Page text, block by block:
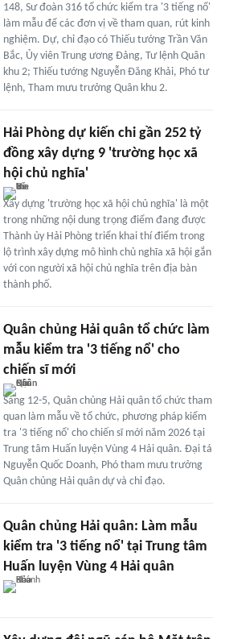
148, Sư đoàn 316 tổ chức kiểm tra '3 tiếng nổ'
làm mẫu để các đơn vị về tham quan, rút kinh
nghiệm. Dự, chỉ đạo có Thiếu tướng Trần Văn
Bắc, Ủy viên Trung ương Đảng, Tư lệnh Quân
khu 2; Thiếu tướng Nguyễn Đăng Khải, Phó tư
lệnh, Tham mưu trưởng Quân khu 2.
Hải Phòng dự kiến chi gần 252 tỷ
đồng xây dựng 9 'trường học xã
hội chủ nghĩa'
Xây dựng 'trường học xã hội chủ nghĩa' là một
trong những nội dung trọng điểm đang được
Thành ủy Hải Phòng triển khai thí điểm trong
lộ trình xây dựng mô hình chủ nghĩa xã hội gắn
với con người xã hội chủ nghĩa trên địa bàn
thành phố.
Quân chủng Hải quân tổ chức làm
mẫu kiểm tra '3 tiếng nổ' cho
chiến sĩ mới
Sáng 12-5, Quân chủng Hải quân tổ chức tham
quan làm mẫu về tổ chức, phương pháp kiểm
tra '3 tiếng nổ' cho chiến sĩ mới năm 2026 tại
Trung tâm Huấn luyện Vùng 4 Hải quân. Đại tá
Nguyễn Quốc Doanh, Phó tham mưu trưởng
Quân chủng Hải quân dự và chỉ đạo.
Quân chủng Hải quân: Làm mẫu
kiểm tra '3 tiếng nổ' tại Trung tâm
Huấn luyện Vùng 4 Hải quân